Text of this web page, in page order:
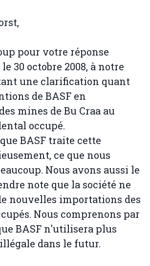
pour votre réponse
30 octobre 2008, à notre
une clarification quant
de BASF en
mines de Bu Craa au
occupé.
BASF traite cette
ce que nous
Nous avons aussi le
note que la société ne
nouvelles importations des
Nous comprenons par
BASF n'utilisera plus
dans le futur.